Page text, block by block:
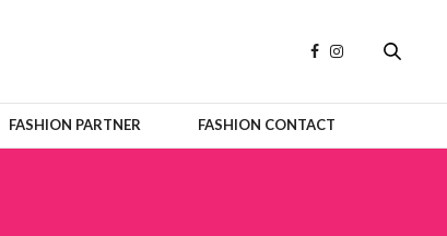
FASHION PARTNER FASHION CONTACT